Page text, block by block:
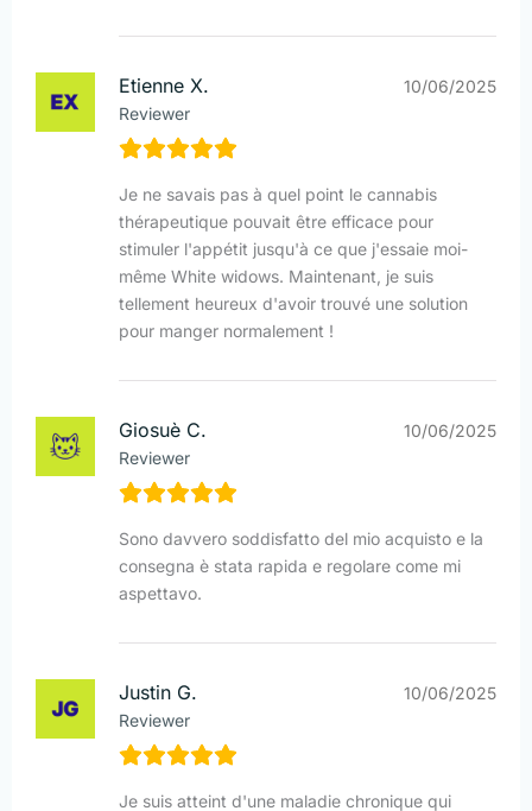
Etienne X.
Reviewer
10/06/2025
Je ne savais pas à quel point le cannabis
thérapeutique pouvait être efficace pour
stimuler l'appétit jusqu'à ce que j'essaie moi-
même White widows. Maintenant, je suis
tellement heureux d'avoir trouvé une solution
pour manger normalement !
Giosuè C.
Reviewer
10/06/2025
Sono davvero soddisfatto del mio acquisto e la
consegna è stata rapida e regolare come mi
aspettavo.
Justin G.
Reviewer
10/06/2025
Je suis atteint d'une maladie chronique qui